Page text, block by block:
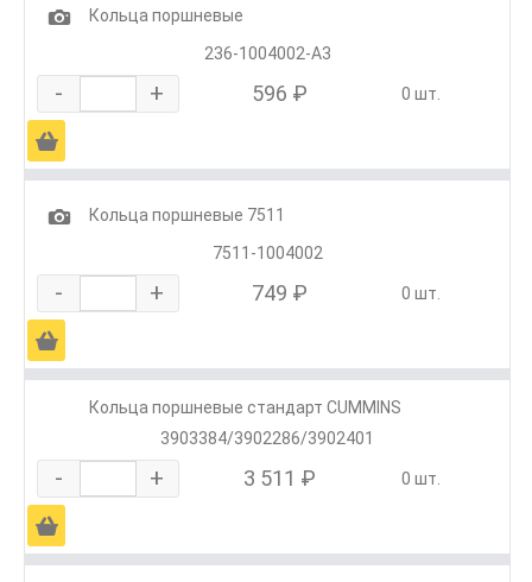
1
Кольца поршневые
236-1004002-А3
- + 596 ₽ 0 шт.
Ä
1
Кольца поршневые 7511
7511-1004002
- + 749 ₽ 0 шт.
Ä
Кольца поршневые стандарт CUMMINS
3903384/3902286/3902401
- + 3 511 ₽ 0 шт.
Ä